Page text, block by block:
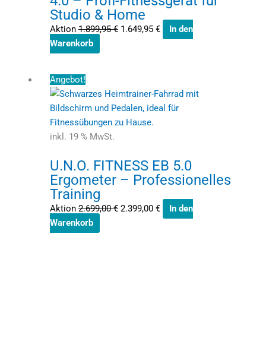
Studio & Home
Aktion1.899,95€ 1.649,95 €
In den
Warenkorb
Angebot!
inkl. 19 % MwSt.
U.N.O. FITNESS EB 5.0
Ergometer – Professionelles
Training
Aktion2.699,00€
Preis
war:
2.699,00 €
2.399,00 €
Preis
ist:
In den
Warenkorb